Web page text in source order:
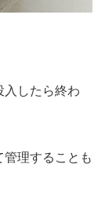
入したら終わ
理することも